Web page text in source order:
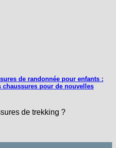
de randonnée pour enfants :
chaussures pour de nouvelles
de trekking ?